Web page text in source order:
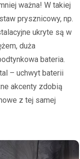
ważna! W takiej
prysznicowy, np.
ukryte są w
duża
bateria.
– uchwyt baterii
akcenty zdobią
z tej samej